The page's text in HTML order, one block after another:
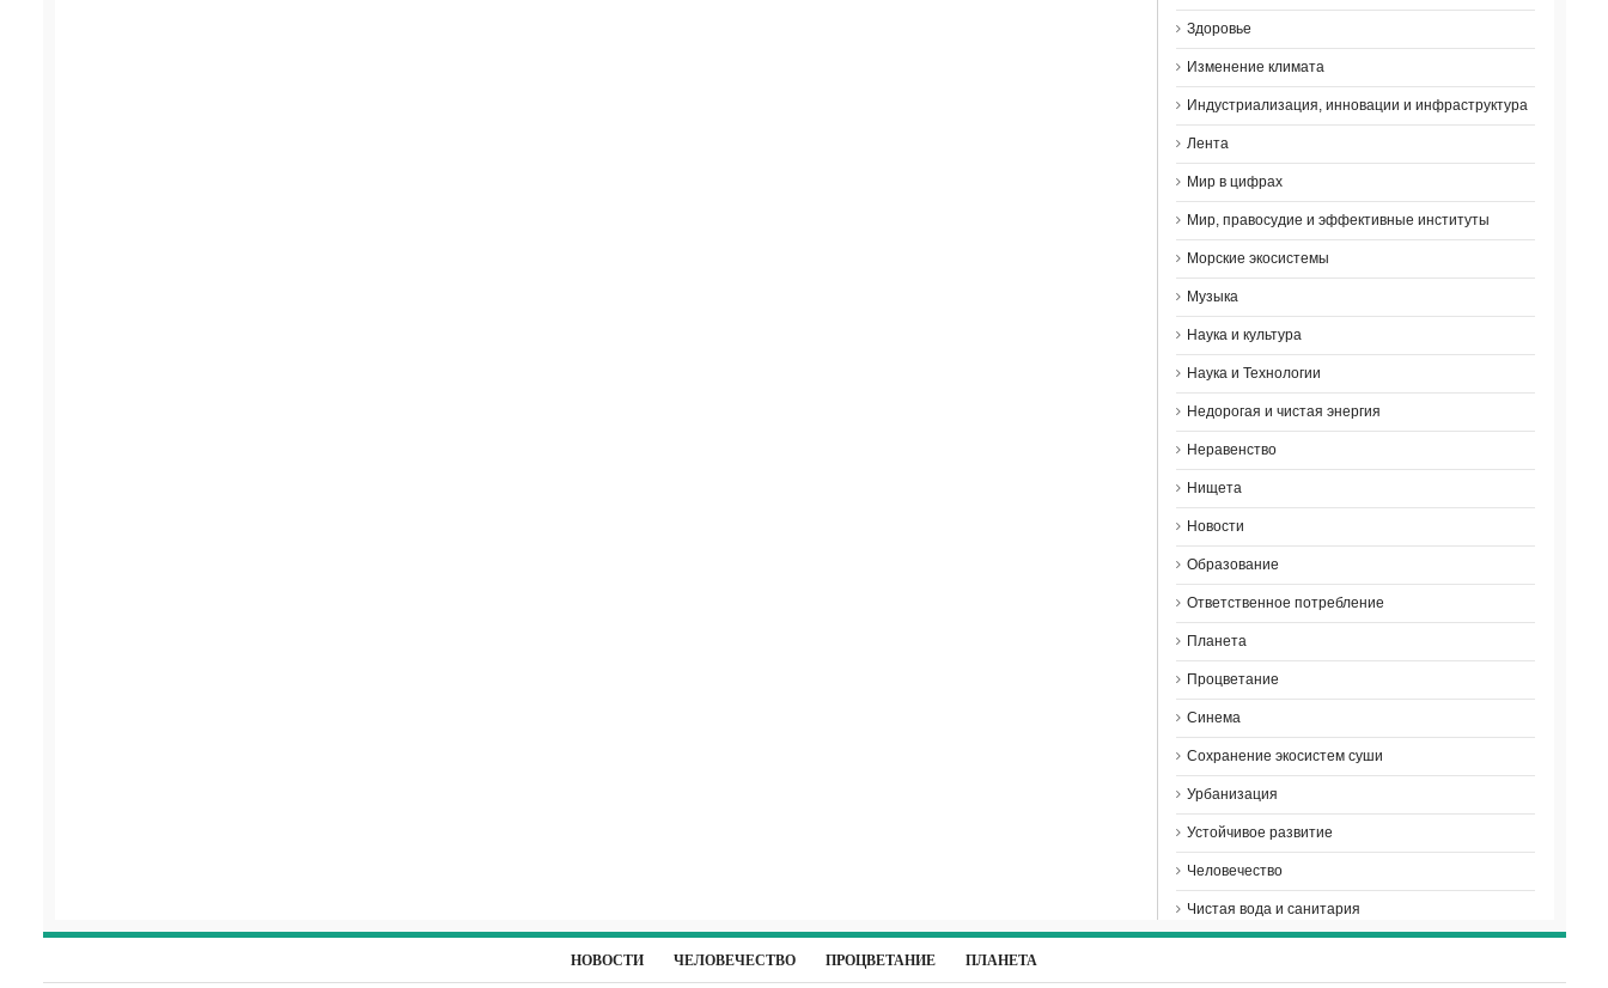
Здоровье
Изменение климата
Индустриализация, инновации и инфраструктура
Лента
Мир в цифрах
Мир, правосудие и эффективные институты
Морские экосистемы
Музыка
Наука и культура
Наука и Технологии
Недорогая и чистая энергия
Неравенство
Нищета
Новости
Образование
Ответственное потребление
Планета
Процветание
Синема
Сохранение экосистем суши
Урбанизация
Устойчивое развитие
Человечество
Чистая вода и санитария
НОВОСТИ ЧЕЛОВЕЧЕСТВО ПРОЦВЕТАНИЕ ПЛАНЕТА